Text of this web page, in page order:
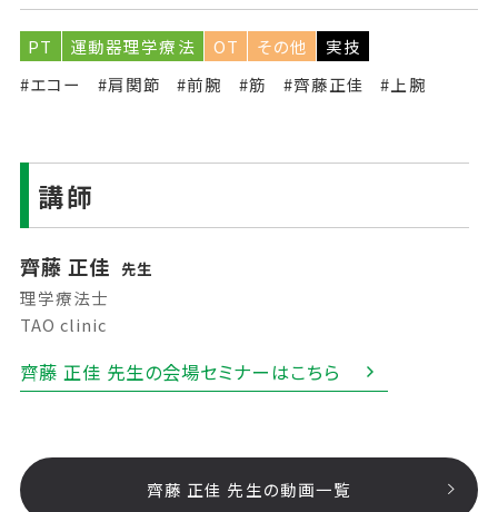
PT 運動器理学療法 OT その他
実技
#エコー
#肩関節 #前腕 #筋 #齊藤正佳 #上腕
講師
齊藤 正佳 先生
理学療法士
TAO clinic
齊藤 正佳 先生の会場セミナーはこちら
齊藤 正佳 先生の動画一覧